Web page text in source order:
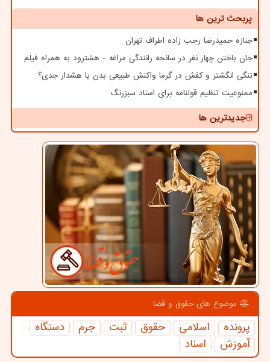
پربحث ترین ها
جنازه حمیدرضا رجب زاده اطراف تهران
جان باختن چهار نفر در سانحه رانندگی مراغه - هشترود به همراه فیلم
تنگی انگشتر و کفش در گرما واکنش طبیعی بدن یا هشدار جدی؟
ممنوعیت تنظیم قولنامه برای اسناد سبزرنگ
جدیدترین ها
موضوع های حقوق و قضا
پرونده اسلامی حقوق ثبت جرم
دستگاه
آموزش
اسناد